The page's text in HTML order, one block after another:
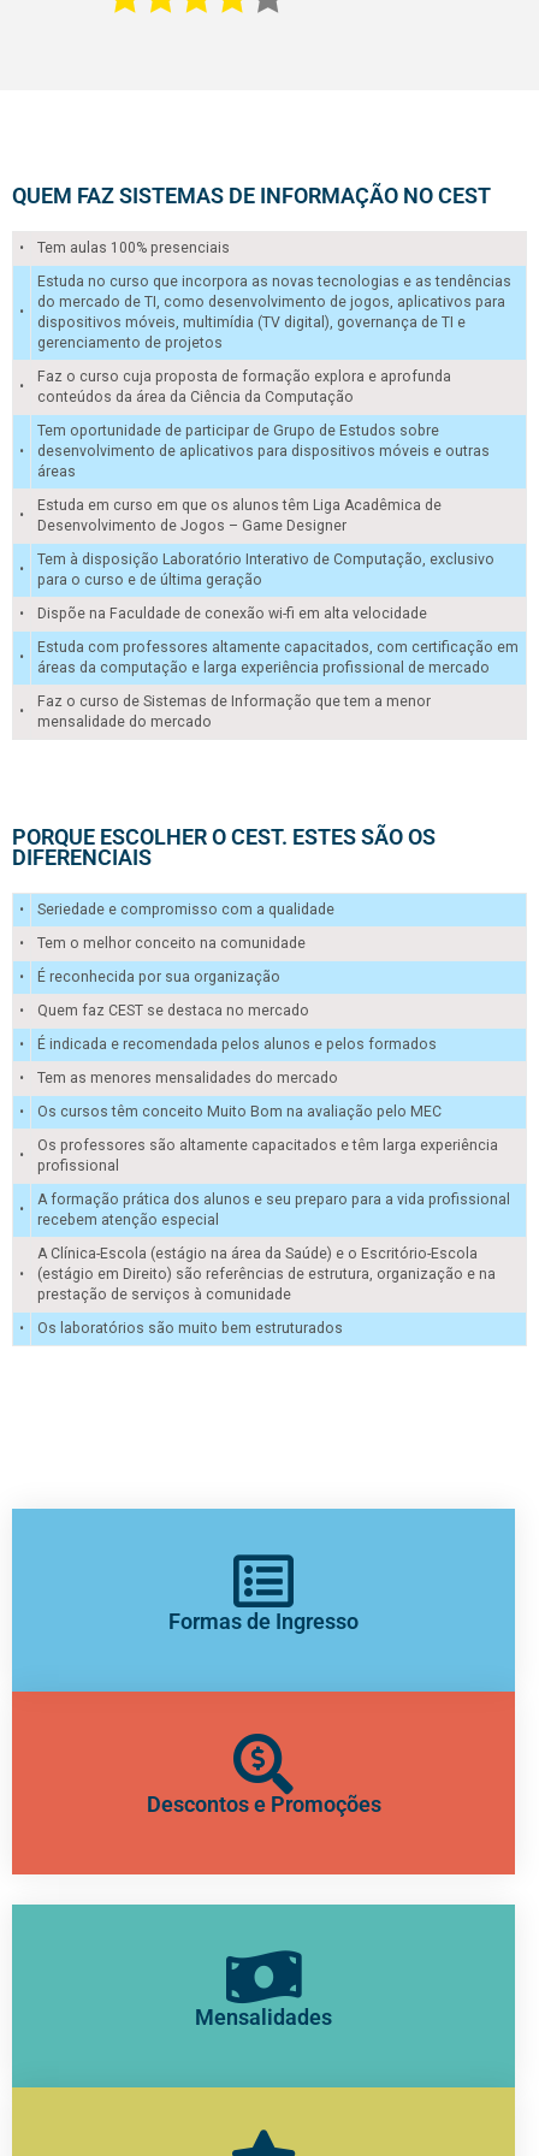
QUEM FAZ SISTEMAS DE INFORMAÇÃO NO CEST
• Tem aulas 100% presenciais
•
Estuda no curso que incorpora as novas tecnologias e as tendências
do mercado de TI, como desenvolvimento de jogos, aplicativos para
dispositivos móveis, multimídia (TV digital), governança de TI e
gerenciamento de projetos
•
Faz o curso cuja proposta de formação explora e aprofunda
conteúdos da área da Ciência da Computação
•
Tem oportunidade de participar de Grupo de Estudos sobre
desenvolvimento de aplicativos para dispositivos móveis e outras
áreas
•
Estuda em curso em que os alunos têm Liga Acadêmica de
Desenvolvimento de Jogos – Game Designer
•
Tem à disposição Laboratório Interativo de Computação, exclusivo
para o curso e de última geração
•
Dispõe na Faculdade de conexão wi-fi em alta velocidade
•
Estuda com professores altamente capacitados, com certificação em
áreas da computação e larga experiência profissional de mercado
•
Faz o curso de Sistemas de Informação que tem a menor
mensalidade do mercado
PORQUE ESCOLHER O CEST. ESTES SÃO OS
DIFERENCIAIS
•
Seriedade e compromisso com a qualidade
•
Tem o melhor conceito na comunidade
•
É reconhecida por sua organização
•
Quem faz CEST se destaca no mercado
•
É indicada e recomendada pelos alunos e pelos formados
•
Tem as menores mensalidades do mercado
•
Os cursos têm conceito Muito Bom na avaliação pelo MEC
•
Os professores são altamente capacitados e têm larga experiência
profissional
•
A formação prática dos alunos e seu preparo para a vida profissional
recebem atenção especial
•
A Clínica-Escola (estágio na área da Saúde) e o Escritório-Escola
(estágio em Direito) são referências de estrutura, organização e na
prestação de serviços à comunidade
•
Os laboratórios são muito bem estruturados
Formas de Ingresso
Descontos e Promoções
Mensalidades